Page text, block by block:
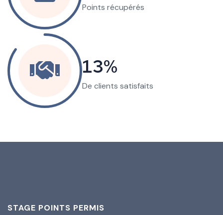
Points récupérés
73
De clients satisfaits
STAGE POINTS PERMIS